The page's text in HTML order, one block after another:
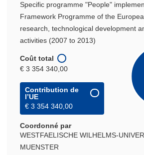
Specific programme "People"
Framework Programme of the
research, technological development
activities (2007 to 2013)
Coût total
€ 3 354 340,00
Contribution de
l’UE
€ 3 354 340,00
Coordonné par
WESTFAELISCHE WILHELMS-
MUENSTER